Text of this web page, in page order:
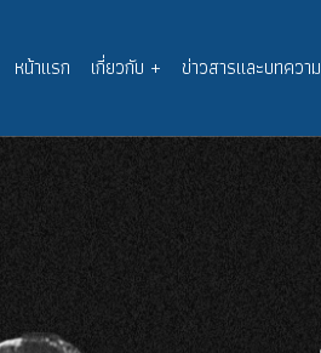
Main
navigation
หน้าแรก เกี่ยวกับ + ข่าวสารและบทความ